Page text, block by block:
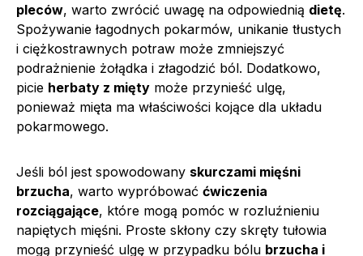
pleców, warto zwrócić uwagę na odpowiednią dietę.
Spożywanie łagodnych pokarmów, unikanie tłustych
i ciężkostrawnych potraw może zmniejszyć
podrażnienie żołądka i złagodzić ból. Dodatkowo,
picie herbaty z mięty może przynieść ulgę,
ponieważ mięta ma właściwości kojące dla układu
pokarmowego.
Jeśli ból jest spowodowany skurczami mięśni
brzucha, warto wypróbować ćwiczenia
rozciągające, które mogą pomóc w rozluźnieniu
napiętych mięśni. Proste skłony czy skręty tułowia
mogą przynieść ulgę w przypadku bólu brzucha i